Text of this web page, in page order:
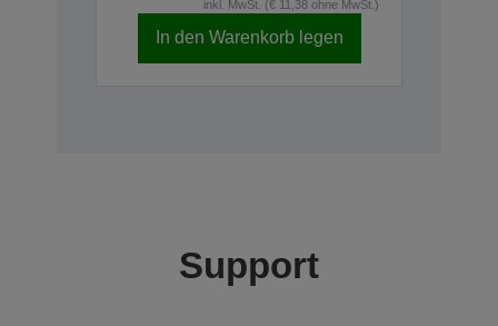
inkl. MwSt. (€ 11,38 ohne MwSt.)
In den Warenkorb legen
Support